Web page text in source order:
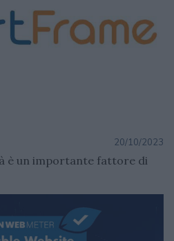
20/10/2023
è un importante fattore di